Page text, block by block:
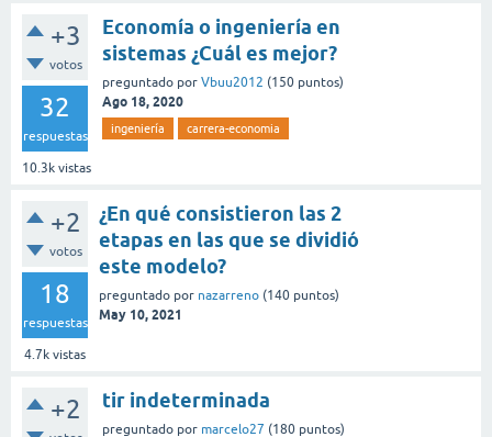
+3
votos
32
respuestas
10.3k vistas
Economía o ingeniería en
sistemas ¿Cuál es mejor?
preguntado por Vbuu2012 (150 puntos)
Ago 18, 2020
ingeniería carrera-economia
+2
votos
18
respuestas
4.7k vistas
¿En qué consistieron las 2
etapas en las que se dividió
este modelo?
preguntado por nazarreno (140 puntos)
May 10, 2021
+2 tir indeterminada
preguntado por marcelo27 (180 puntos)